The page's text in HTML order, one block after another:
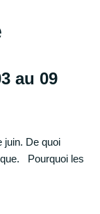
au 09
De quoi
Pourquoi les